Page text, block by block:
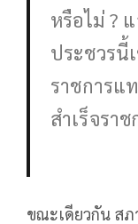
หรือไม่ ?
ประชวรนี้
ราชการแ
สำเร็
ขณะเดียวกัน ส